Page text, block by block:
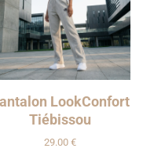
LookConfort
Tiébissou
29.00 €